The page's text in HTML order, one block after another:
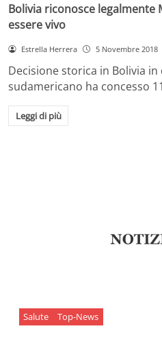
Bolivia riconosce legalmente
essere vivo
Estrella Herrera 5 Novembre 2018
Decisione storica in Bolivia
sudamericano ha concesso
Leggi di più
Salute Top-News